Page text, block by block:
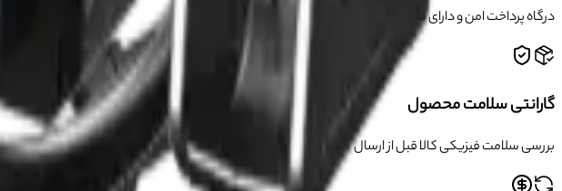
درگاه پرداخت امن و دارای مجوز اینماد
گارانتی سلامت محصول
بررسی سلامت فیزیکی کالا قبل از ارسال